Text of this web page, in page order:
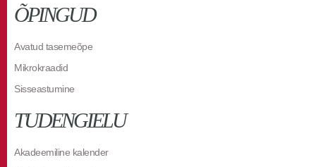
ÕPINGUD
Avatud tasemeõpe
Mikrokraadid
Sisseastumine
TUDENGIELU
Akadeemiline kalender